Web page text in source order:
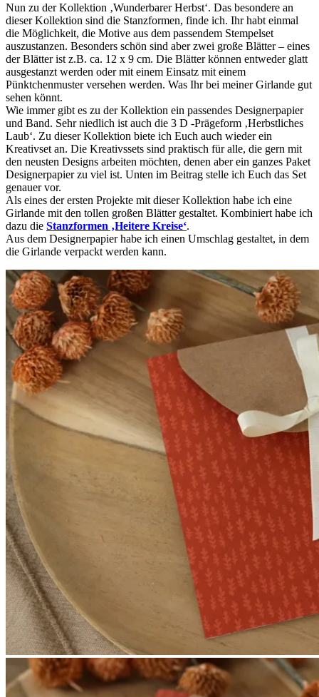
Nun zu der Kollektion ‚Wunderbarer Herbst‘. Das besondere an
dieser Kollektion sind die Stanzformen, finde ich. Ihr habt einmal
die Möglichkeit, die Motive aus dem passendem Stempelset
auszustanzen. Besonders schön sind aber zwei große Blätter – eines
der Blätter ist z.B. ca. 12 x 9 cm. Die Blätter können entweder glatt
ausgestanzt werden oder mit einem Einsatz mit einem
Pünktchenmuster versehen werden. Was Ihr bei meiner Girlande gut
sehen könnt.
Wie immer gibt es zu der Kollektion ein passendes Designerpapier
und Band. Sehr niedlich ist auch die 3 D -Prägeform ‚Herbstliches
Laub‘. Zu dieser Kollektion biete ich Euch auch wieder ein
Kreativset an. Die Kreativssets sind praktisch für alle, die gern mit
den neusten Designs arbeiten möchten, denen aber ein ganzes Paket
Designerpapier zu viel ist. Unten im Beitrag stelle ich Euch das Set
genauer vor.
Als eines der ersten Projekte mit dieser Kollektion habe ich eine
Girlande mit den tollen großen Blätter gestaltet. Kombiniert habe ich
dazu die Stanzformen ‚Heitere Kreise‘.
Aus dem Designerpapier habe ich einen Umschlag gestaltet, in dem
die Girlande verpackt werden kann.